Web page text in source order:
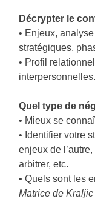
Décrypter le
• Enjeux,
stratégiques,
• Profil
interpersonnelles.
Quel type de
• Mieux se
• Identifier votre
enjeux de
arbitrer, etc.
• Quels sont les
Matrice de Kraljic